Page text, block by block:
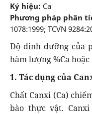
Ký hiệu: Ca
Phương pháp phân
1078:1999; TCVN
Độ dinh dưỡng của
hàm lượng %Ca
1. Tác dụng của
Chất Canxi (Ca)
bào thực vật.